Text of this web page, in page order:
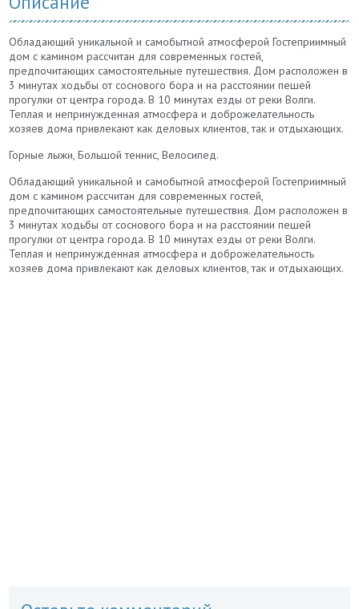
Обладающий уникальной и самобытной атмосферой Гостеприимный
дом с камином рассчитан для современных гостей,
предпочитающих самостоятельные путешествия. Дом расположен в
3 минутах ходьбы от соснового бора и на расстоянии пешей
прогулки от центра города. В 10 минутах езды от реки Волги.
Теплая и непринужденная атмосфера и доброжелательность
хозяев дома привлекают как деловых клиентов, так и отдыхающих.
Горные лыжи, Большой теннис, Велосипед.
Обладающий уникальной и самобытной атмосферой Гостеприимный
дом с камином рассчитан для современных гостей,
предпочитающих самостоятельные путешествия. Дом расположен в
3 минутах ходьбы от соснового бора и на расстоянии пешей
прогулки от центра города. В 10 минутах езды от реки Волги.
Теплая и непринужденная атмосфера и доброжелательность
хозяев дома привлекают как деловых клиентов, так и отдыхающих.